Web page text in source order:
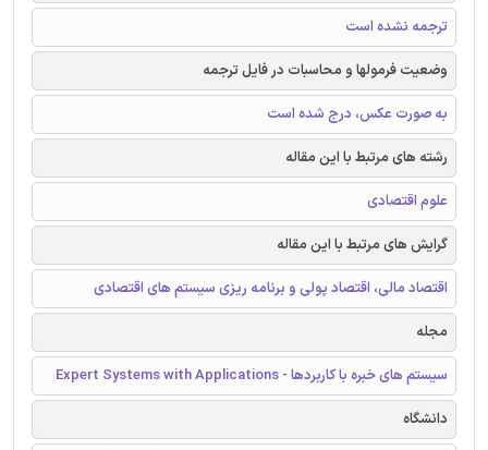
ترجمه نشده است
وضعیت فرمولها و محاسبات در فایل ترجمه
به صورت عکس، درج شده است
رشته های مرتبط با این مقاله
علوم اقتصادی
گرایش های مرتبط با این مقاله
اقتصاد مالی، اقتصاد پولی و برنامه ریزی سیستم های اقتصادی
مجله
سیستم های خبره با کاربردها - Expert Systems with Applications
دانشگاه